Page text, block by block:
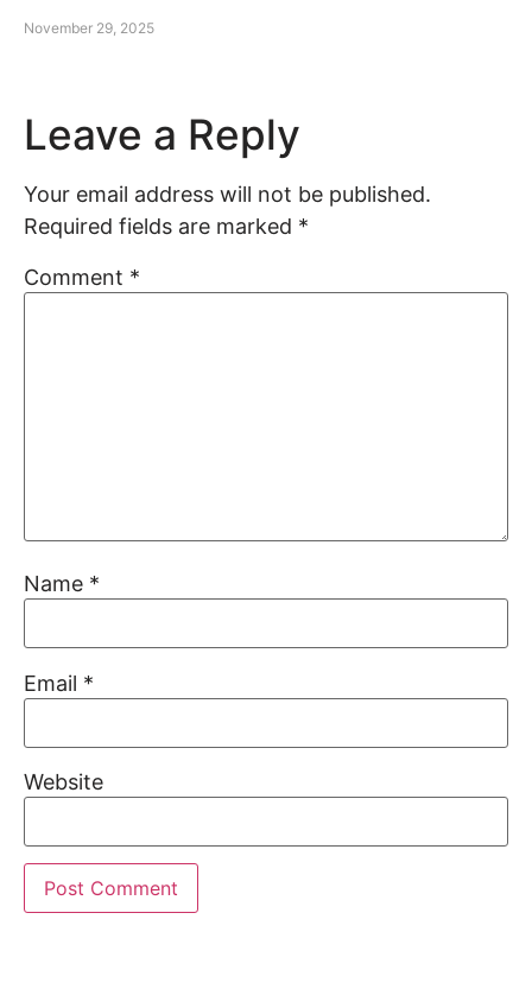
November 29, 2025
Leave a Reply
Your email address will not be published.
Required fields are marked *
Comment *
Name *
Email *
Website